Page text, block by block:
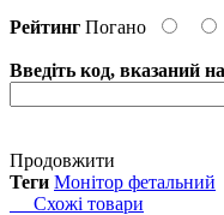
Рейтинг Погано
Введіть код, вказаний
Продовжити
Теги Монітор фетальний
Схожі товари